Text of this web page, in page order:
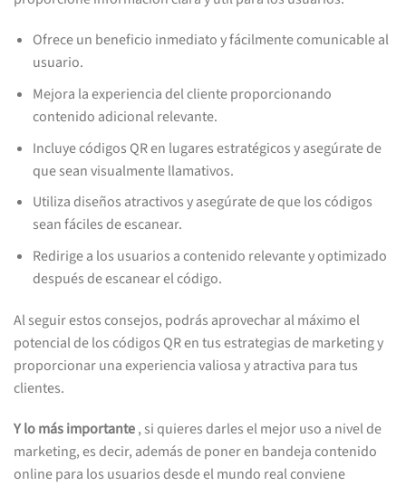
Ofrece un beneficio inmediato y fácilmente comunicable al
usuario.
Mejora la experiencia del cliente proporcionando
contenido adicional relevante.
Incluye códigos QR en lugares estratégicos y asegúrate de
que sean visualmente llamativos.
Utiliza diseños atractivos y asegúrate de que los códigos
sean fáciles de escanear.
Redirige a los usuarios a contenido relevante y optimizado
después de escanear el código.
Al seguir estos consejos, podrás aprovechar al máximo el
potencial de los códigos QR en tus estrategias de marketing y
proporcionar una experiencia valiosa y atractiva para tus
clientes.
Y lo más importante, si quieres darles el mejor uso a nivel de
marketing, es decir, además de poner en bandeja contenido
online para los usuarios desde el mundo real conviene